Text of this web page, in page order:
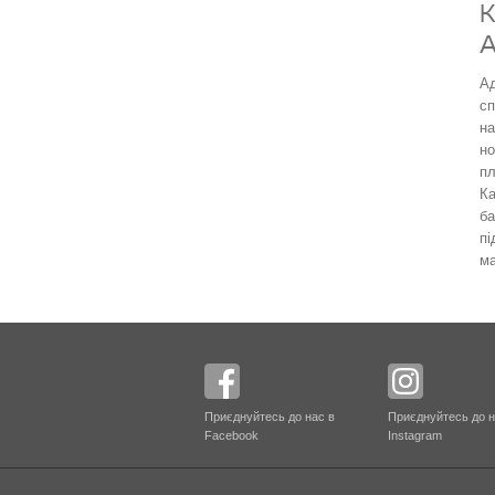
Приєднуйтесь до нас в
Facebook
Приєднуйтесь до
Instagram